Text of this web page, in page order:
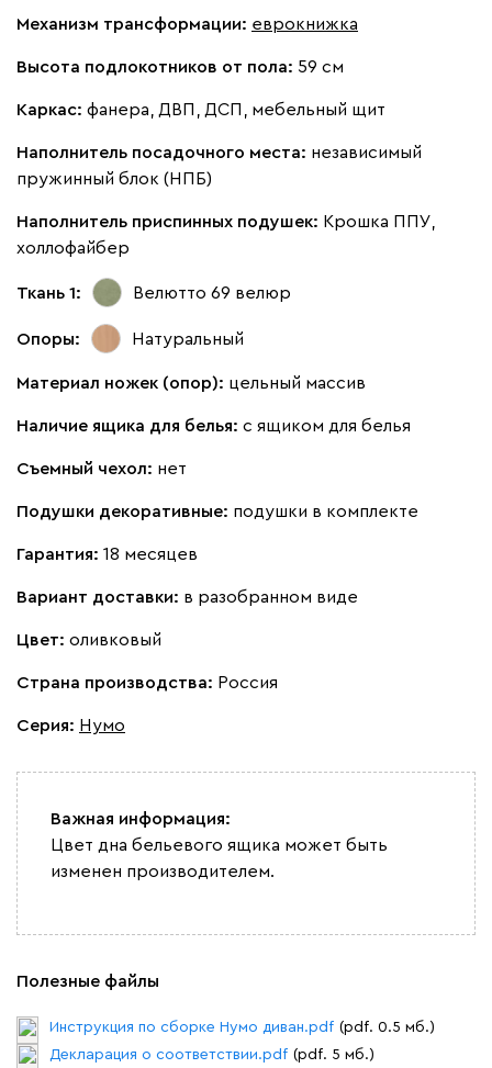
Бежевый Вишневый Голубой
Кларинс
Букле
Альтеа 66 231 71 990 8
Бежевый
Дарте
Механизм трансформации: еврокнижка
Высота подлокотников от пола: 59 см
Каркас: фанера, ДВП, ДСП, мебельный щит
Наполнитель посадочного места: независимый
пружинный блок (НПБ)
Наполнитель приспинных подушек: Крошка ППУ,
холлофайбер
Ткань 1: Велютто 69 велюр
Опоры: Натуральный
Материал ножек (опор): цельный массив
Наличие ящика для белья: с ящиком для белья
Съемный чехол: нет
Подушки декоративные: подушки в комплекте
Гарантия: 18 месяцев
Вариант доставки: в разобранном виде
Цвет: оливковый
Страна производства: Россия
Серия: Нумо
Важная информация:
Цвет дна бельевого ящика может быть
изменен производителем.
Полезные файлы
Инструкция по сборке Нумо диван.pdf (pdf. 0.5 мб.)
Декларация о соответствии.pdf (pdf. 5 мб.)